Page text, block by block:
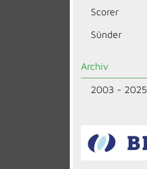
Scorer
Sünder
Archiv
2003 - 2025